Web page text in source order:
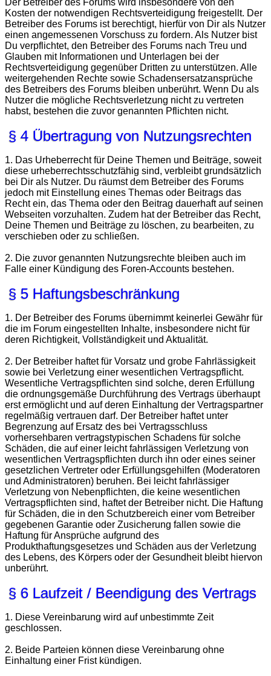
Kosten der notwendigen Rechtsverteidigung freigestellt. Der
Betreiber des Forums ist berechtigt, hierfür von Dir als Nutzer
einen angemessenen Vorschuss zu fordern. Als Nutzer bist
Du verpflichtet, den Betreiber des Forums nach Treu und
Glauben mit Informationen und Unterlagen bei der
Rechtsverteidigung gegenüber Dritten zu unterstützen. Alle
weitergehenden Rechte sowie Schadensersatzansprüche
des Betreibers des Forums bleiben unberührt. Wenn Du als
Nutzer die mögliche Rechtsverletzung nicht zu vertreten
habst, bestehen die zuvor genannten Pflichten nicht.
§ 4 Übertragung von Nutzungsrechten
1. Das Urheberrecht für Deine Themen und Beiträge, soweit
diese urheberrechtsschutzfähig sind, verbleibt grundsätzlich
bei Dir als Nutzer. Du räumst dem Betreiber des Forums
jedoch mit Einstellung eines Themas oder Beitrags das
Recht ein, das Thema oder den Beitrag dauerhaft auf seinen
Webseiten vorzuhalten. Zudem hat der Betreiber das Recht,
Deine Themen und Beiträge zu löschen, zu bearbeiten, zu
verschieben oder zu schließen.
2. Die zuvor genannten Nutzungsrechte bleiben auch im
Falle einer Kündigung des Foren-Accounts bestehen.
§ 5 Haftungsbeschränkung
1. Der Betreiber des Forums übernimmt keinerlei Gewähr für
die im Forum eingestellten Inhalte, insbesondere nicht für
deren Richtigkeit, Vollständigkeit und Aktualität.
2. Der Betreiber haftet für Vorsatz und grobe Fahrlässigkeit
sowie bei Verletzung einer wesentlichen Vertragspflicht.
Wesentliche Vertragspflichten sind solche, deren Erfüllung
die ordnungsgemäße Durchführung des Vertrags überhaupt
erst ermöglicht und auf deren Einhaltung der Vertragspartner
regelmäßig vertrauen darf. Der Betreiber haftet unter
Begrenzung auf Ersatz des bei Vertragsschluss
vorhersehbaren vertragstypischen Schadens für solche
Schäden, die auf einer leicht fahrlässigen Verletzung von
wesentlichen Vertragspflichten durch ihn oder eines seiner
gesetzlichen Vertreter oder Erfüllungsgehilfen (Moderatoren
und Administratoren) beruhen. Bei leicht fahrlässiger
Verletzung von Nebenpflichten, die keine wesentlichen
Vertragspflichten sind, haftet der Betreiber nicht. Die Haftung
für Schäden, die in den Schutzbereich einer vom Betreiber
gegebenen Garantie oder Zusicherung fallen sowie die
Haftung für Ansprüche aufgrund des
Produkthaftungsgesetzes und Schäden aus der Verletzung
des Lebens, des Körpers oder der Gesundheit bleibt hiervon
unberührt.
§ 6 Laufzeit / Beendigung des Vertrags
1. Diese Vereinbarung wird auf unbestimmte Zeit
geschlossen.
2. Beide Parteien können diese Vereinbarung ohne
Einhaltung einer Frist kündigen.